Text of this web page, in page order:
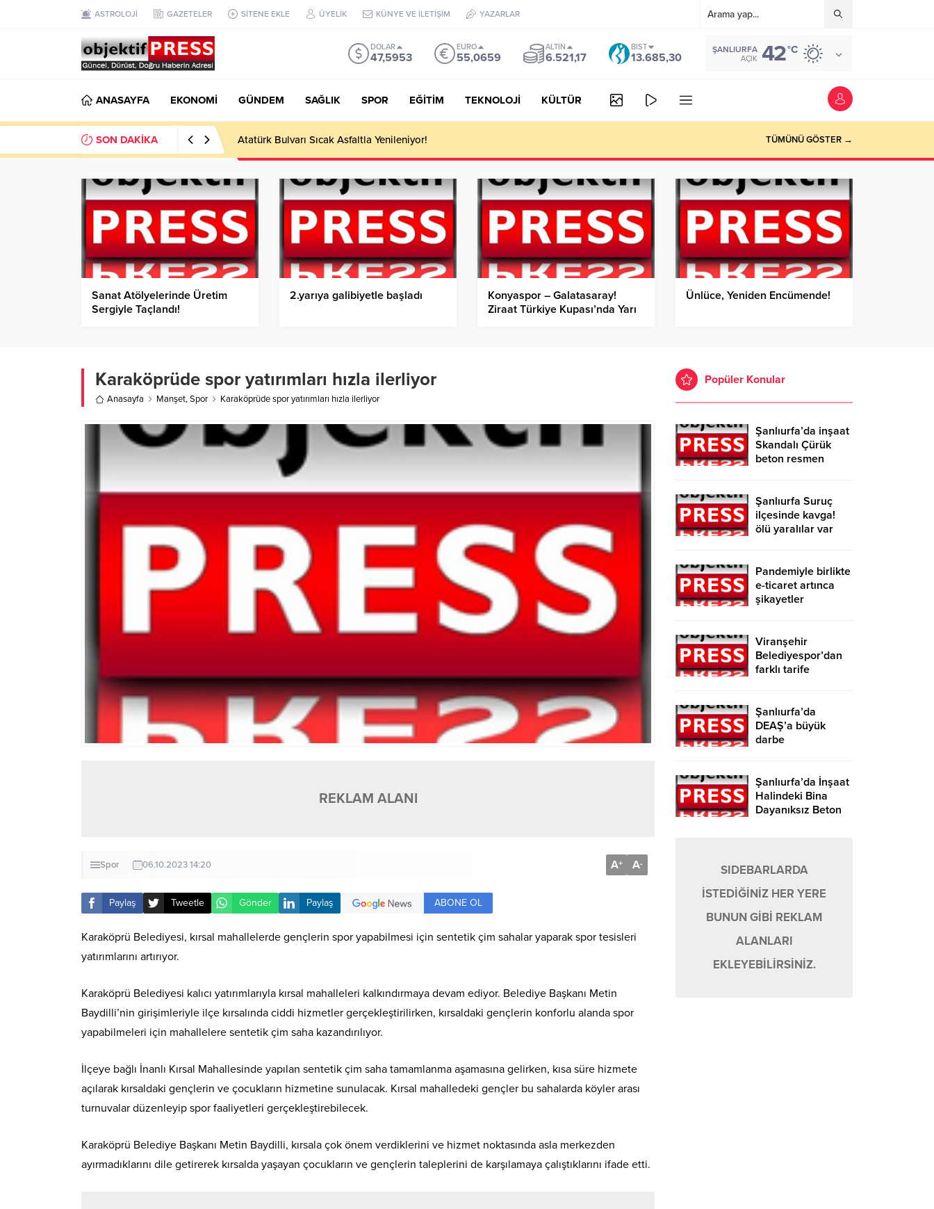
ASTROLOJİ GAZETELER SİTENE EKLE ÜYELİK KÜNYE VE İLETİŞİM YAZARLAR
DOLAR
47,5953
EURO
55,0659
ALTIN
6.521,17
BIST
13.685,30
ŞANLIURFA
AÇIK 42°C
ANASAYFA EKONOMİ GÜNDEM SAĞLIK SPOR EĞİTİM TEKNOLOJİ KÜLTÜR
SON DAKİKA Temmuzda IPARD III Kapsamında 634,3 Milyon Lira Hibe Ödemesi Yapıldı! TÜMÜNÜ GÖSTER →
Sanat Atölyelerinde Üretim
Sergiyle Taçlandı!
2.yarıya galibiyetle başladı
Konyaspor – Galatasaray!
Ziraat Türkiye Kupası’nda Yarı
Ünlüce, Yeniden Encümende!
Karaköprüde spor yatırımları hızla ilerliyor
Anasayfa Manşet,Spor Karaköprüde spor yatırımları hızla ilerliyor
REKLAM ALANI
Spor 06.10.2023 14:20 A+ A-
Paylaş Tweetle Gönder Paylaş ABONE OL
Karaköprü Belediyesi, kırsal mahallelerde gençlerin spor yapabilmesi için sentetik çim sahalar yaparak spor tesisleri
yatırımlarını artırıyor.
Karaköprü Belediyesi kalıcı yatırımlarıyla kırsal mahalleleri kalkındırmaya devam ediyor. Belediye Başkanı Metin
Baydilli’nin girişimleriyle ilçe kırsalında ciddi hizmetler gerçekleştirilirken, kırsaldaki gençlerin konforlu alanda spor
yapabilmeleri için mahallelere sentetik çim saha kazandırılıyor.
İlçeye bağlı İnanlı Kırsal Mahallesinde yapılan sentetik çim saha tamamlanma aşamasına gelirken, kısa süre hizmete
açılarak kırsaldaki gençlerin ve çocukların hizmetine sunulacak. Kırsal mahalledeki gençler bu sahalarda köyler arası
turnuvalar düzenleyip spor faaliyetleri gerçekleştirebilecek.
Karaköprü Belediye Başkanı Metin Baydilli, kırsala çok önem verdiklerini ve hizmet noktasında asla merkezden
ayırmadıklarını dile getirerek kırsalda yaşayan çocukların ve gençlerin taleplerini de karşılamaya çalıştıklarını ifade etti.
Popüler Konular
Şanlıurfa’da inşaat
Skandalı Çürük
beton resmen
Şanlıurfa Suruç
ilçesinde kavga!
ölü yaralılar var
Pandemiyle birlikte
e-ticaret artınca
şikayetler
Viranşehir
Belediyespor’dan
farklı tarife
Şanlıurfa’da
DEAŞ’a büyük
darbe
Şanlıurfa’da İnşaat
Halindeki Bina
Dayanıksız Beton
SIDEBARLARDA
İSTEDİĞİNİZ HER YERE
BUNUN GİBİ REKLAM
ALANLARI
EKLEYEBİLİRSİNİZ.